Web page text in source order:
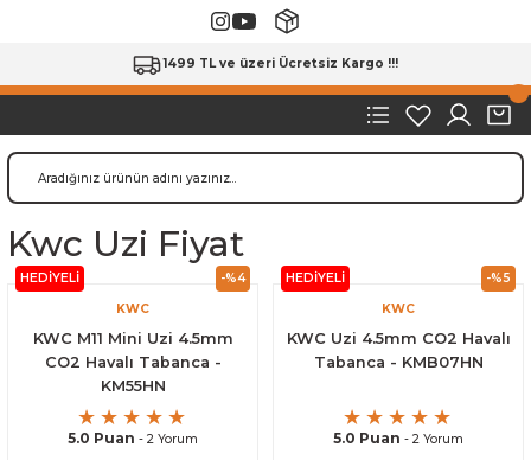
1499 TL ve üzeri Ücretsiz Kargo !!!
Kwc Uzi Fiyat
-%4
HEDİYELİ
KWC
KWC M11 Mini Uzi 4.5mm
CO2 Havalı Tabanca -
KM55HN
5.0 Puan - 2 Yorum
-%5
HEDİYELİ
KWC
KWC Uzi 4.5mm CO2 Havalı
Tabanca - KMB07HN
5.0 Puan - 2 Yorum